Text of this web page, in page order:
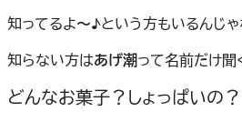
知ってるよ〜♪という方もいるんじゃ
知らない方はあげ潮って名前だけ聞
どんなお菓子？しょっぱいの